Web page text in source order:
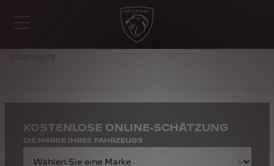
STARTSEITE
KOSTENLOSE ONLINE-SCHÄTZUNG
DIE MARKE IHRES FAHRZEUGS